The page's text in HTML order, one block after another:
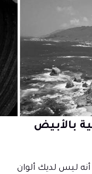
بالأبيض
أنه ليس لديك ألوان